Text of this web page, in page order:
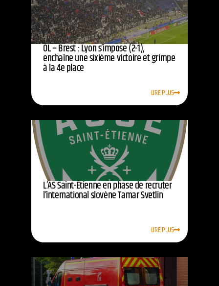
OL – Brest : Lyon s’impose (2-1),
enchaîne une sixième victoire et grimpe
à la 4e place
LIRE PLUS
L’AS Saint-Étienne en phase de recruter
l’international slovène Tamar Svetlin
LIRE PLUS